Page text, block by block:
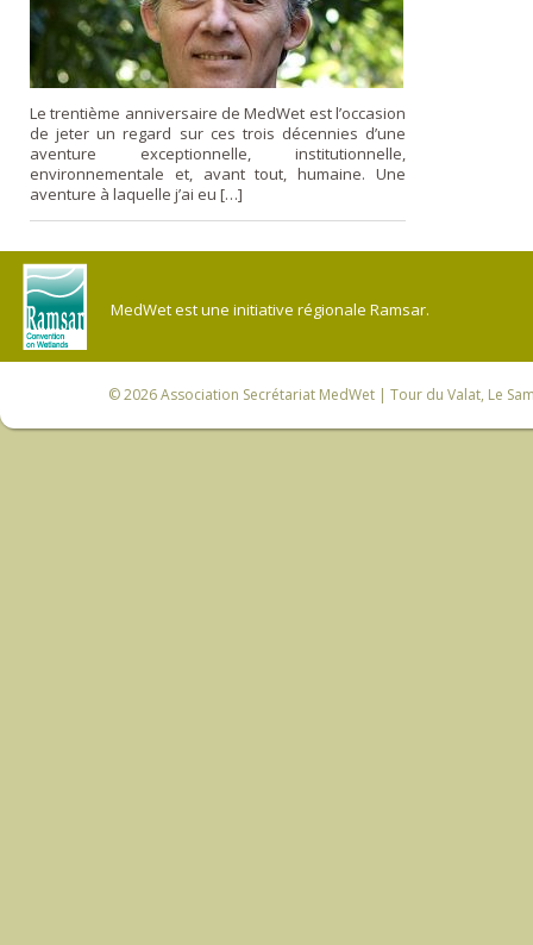
Le trentième anniversaire de MedWet est l’occasion
de jeter un regard sur ces trois décennies d’une
aventure exceptionnelle, institutionnelle,
environnementale et, avant tout, humaine. Une
aventure à laquelle j’ai eu […]
MedWet est une initiative régionale Ramsar.
© 2026Association Secrétariat MedWet | Tour du Valat, Le